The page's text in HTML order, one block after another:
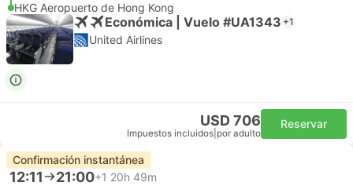
HKG Aeropuerto de Hong Kong
Económica | Vuelo #UA1343 +1
United Airlines
USD 706
Impuestos incluidos por adulto
Reservar
Confirmación instantánea
12:11 21:00+1 20h 49m